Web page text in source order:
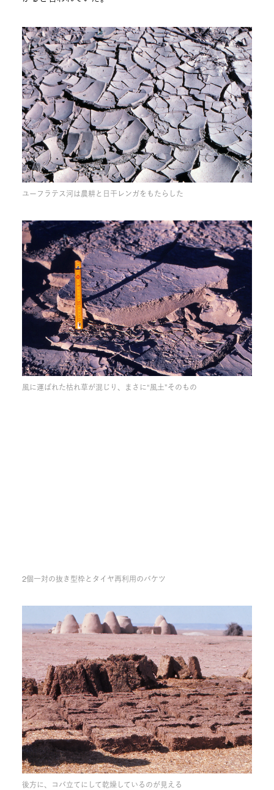
ユーフラテス河は農耕と日干レンガをもたらした
風に運ばれた枯れ草が混じり、まさに“風土”そのもの
2個一対の抜き型枠とタイヤ再利用のバケツ
後方に、コバ立てにして乾燥しているのが見える